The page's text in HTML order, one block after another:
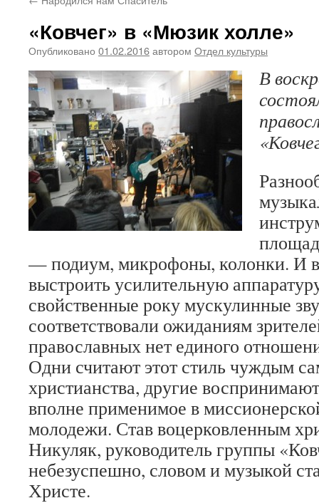
«Ковчег» в «Мюзик холле»
Опубликовано 01.02.2016автором Отдел культуры
В
— подиум, микрофоны, колонки. И
выстроить усилительную
свойственные року мускулинные
соответствовали ожиданиям
православных нет единого
Одни считают этот стиль чуждым
христианства, другие
вполне применимое в
молодежи. Став воцерковленным
Никуляк, руководитель группы
небезуспешно, словом и музыкой
Христе.